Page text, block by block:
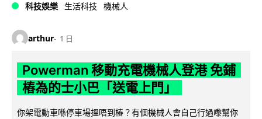
科技娛樂 生活科技 機械人
arthur 1 日
Powerman 移動充電機械人登港 免鋪
樁為的士小巴「送電上門」
你架電動車喺停車場搵唔到樁？有個機械人會自己行過嚟幫你